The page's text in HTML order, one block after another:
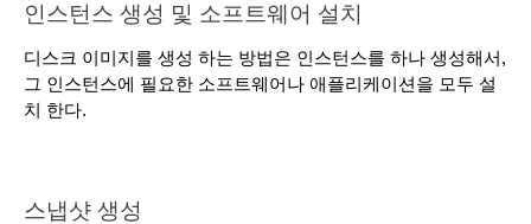
인스턴스 생성 및 소프트웨어 설치
디스크 이미지를 생성 하는 방법은 인스턴스를 하나 생성해서,
그 인스턴스에 필요한 소프트웨어나 애플리케이션을 모두 설
치 한다.
스냅샷 생성